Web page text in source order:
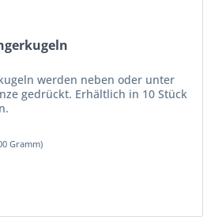
werden neben oder unter
gedrückt. Erhältlich in 10 Stück
Gramm)